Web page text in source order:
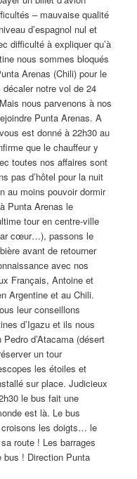
– mauvaise qualité
d’espagnol nul et
difficulté à expliquer qu’à
nous sommes bloqués
Arenas (Chili) pour le
notre vol de 24
nous parvenons à nos
Punta Arenas. A
est donné à 22h30 au
que le chauffeur y
toutes nos affaires sont
pas d’hôtel pour la nuit
au moins pouvoir dormir
Punta Arenas le
tour en centre-ville
cœur…), passons le
avant de retourner
avec nos
Français, Antoine et
Argentine et au Chili.
leur conseillons
d’Igazu et ils nous
d’Atacama (désert
un tour
les étoiles et
sur place. Judicieux
le bus fait une
est là. Le bus
croisons les doigts… le
route ! Les barrages
! Direction Punta